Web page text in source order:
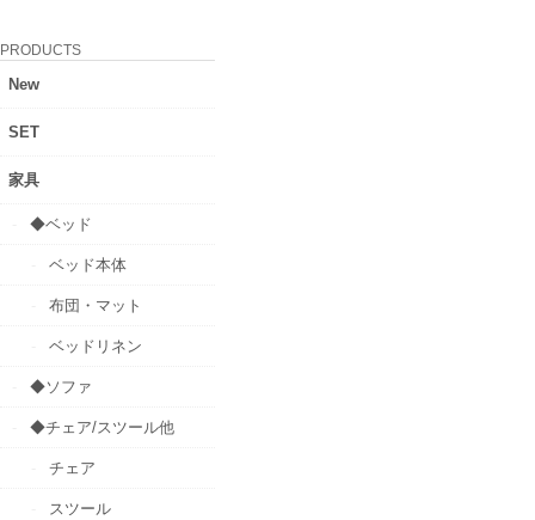
PRODUCTS
New
SET
家具
◆ベッド
ベッド本体
布団・マット
ベッドリネン
◆ソファ
◆チェア/スツール他
チェア
スツール